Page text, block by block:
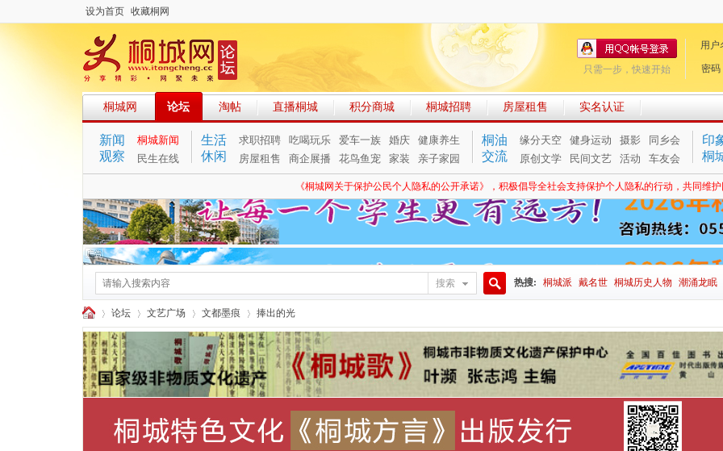
设为首页 收藏桐网
用户
密码
只需一步，快速开始
桐城网 论坛 淘帖 直播桐城 积分商城 桐城招聘 房屋租售 实名认证
新闻
观察
桐城新闻
民生在线
生活
休闲
求职招聘 吃喝玩乐 爱车一族 婚庆
健康养生
房屋租售
商企展播 花鸟鱼宠 家装 亲子家园
桐油
交流
缘分天空 健身运动 摄影
同乡会
原创文学
民间文艺 活动 车友会
印
桐
《桐城网关于保护公民个人隐私的公开承诺》，积极倡导全社会支持保护个人隐私的行动，共同维
搜索
索
热搜: 桐城派 戴名世 桐城历史人物 潮涌龙眠
桐 »
论坛
›
文艺广场
›
文都墨痕
›
捧出的光